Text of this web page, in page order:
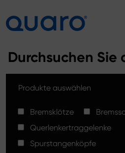
Bremsklötze
Bremsscheiben High Carbon
Spurstangenköpfe
Bremsklötze Silver Ceramic
Aktuelles
Verkaufsstellen
Kontakt
Durchsuchen Sie
Produkte auswählen
Bremsklötze
Querlenkertraggelenke
Spurstangenköpfe